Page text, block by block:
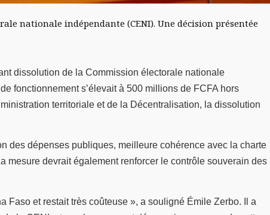
nationale indépendante (CENI). Une décision présentée
dissolution de la Commission électorale nationale
fonctionnement s’élevait à 500 millions de FCFA hors
territoriale et de la Décentralisation, la dissolution
des dépenses publiques, meilleure cohérence avec la charte
devrait également renforcer le contrôle souverain des
et restait très coûteuse », a souligné Émile Zerbo. Il a